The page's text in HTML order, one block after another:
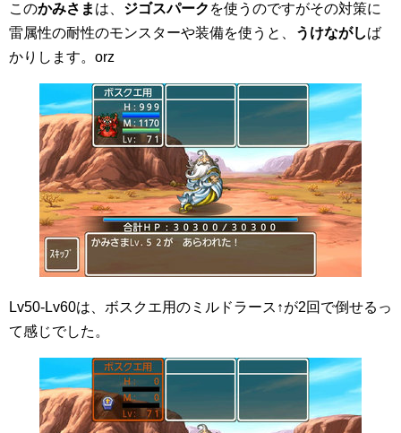
このかみさま は、 ジゴスパーク を使うのですがその対策に
雷属性の耐性のモンスターや装備を使うと、
うけながしば
かりします。orz
Lv50-Lv60は、ボスクエ用のミルドラース↑が2回で倒せるっ
て感じでした。